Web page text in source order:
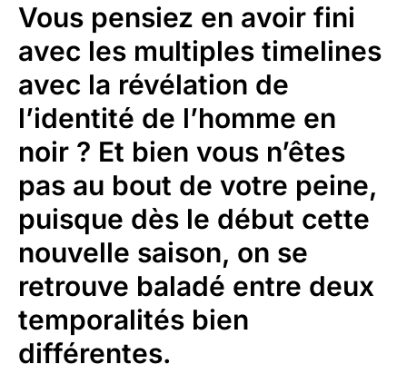
Vous pensiez en avoir fini
avec les multiples timelines
avec la révélation de
l’identité de l’homme en
noir ? Et bien vous n’êtes
pas au bout de votre peine,
puisque dès le début cette
nouvelle saison, on se
retrouve baladé entre deux
temporalités bien
différentes.